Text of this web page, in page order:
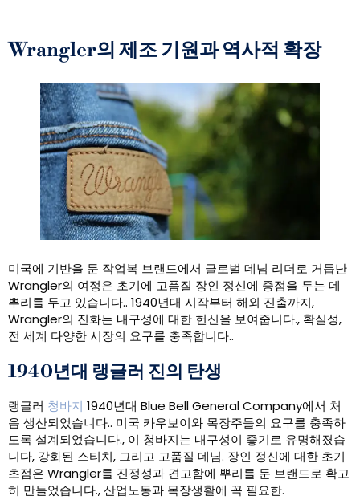
Wrangler의 제조 기원과 역사적 확장
미국에 기반을 둔 작업복 브랜드에서 글로벌 데님 리더로 거듭난
Wrangler의 여정은 초기에 고품질 장인 정신에 중점을 두는 데
뿌리를 두고 있습니다.. 1940년대 시작부터 해외 진출까지,
Wrangler의 진화는 내구성에 대한 헌신을 보여줍니다., 확실성,
전 세계 다양한 시장의 요구를 충족합니다..
1940년대 랭글러 진의 탄생
랭글러 청바지 1940년대 Blue Bell General Company에서 처
음 생산되었습니다.. 미국 카우보이와 목장주들의 요구를 충족하
도록 설계되었습니다., 이 청바지는 내구성이 좋기로 유명해졌습
니다, 강화된 스티치, 그리고 고품질 데님. 장인 정신에 대한 초기
초점은 Wrangler를 진정성과 견고함에 뿌리를 둔 브랜드로 확고
히 만들었습니다., 산업노동과 목장생활에 꼭 필요한.